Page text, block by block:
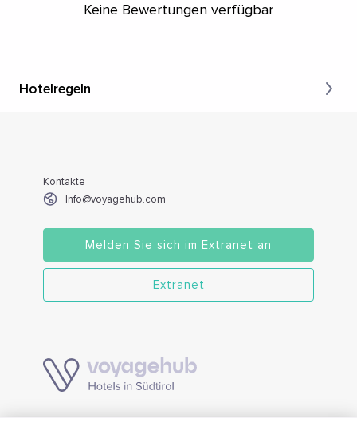
Keine Bewertungen verfügbar
Hotelregeln
Kontakte
Info@voyagehub.com
Melden Sie sich im Extranet an
Extranet